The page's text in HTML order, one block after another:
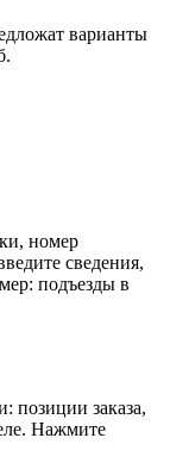
варианты
номер
сведения,
подъезды в
позиции заказа,
Нажмите